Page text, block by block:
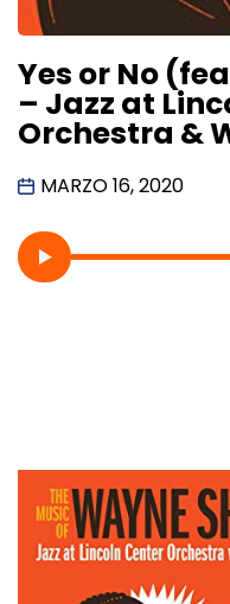
Yes or No
– Jazz at
Orchestra &
MARZO 16, 2020